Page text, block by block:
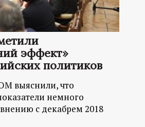
эффект»
политиков
выяснили, что
немного
с декабрем 2018